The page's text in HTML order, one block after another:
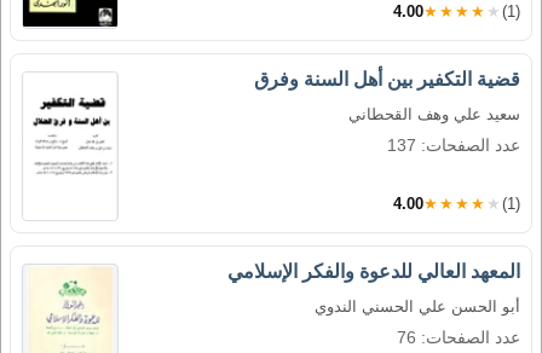
4.00★★★★★ (1)
قضية التكفير بين أهل السنة وفرق
سعيد علي وهف القحطاني
عدد الصفحات: 137
4.00★★★★★ (1)
المعهد العالي للدعوة والفكر الإسلامي
أبو الحسن علي الحسني الندوي
عدد الصفحات: 76